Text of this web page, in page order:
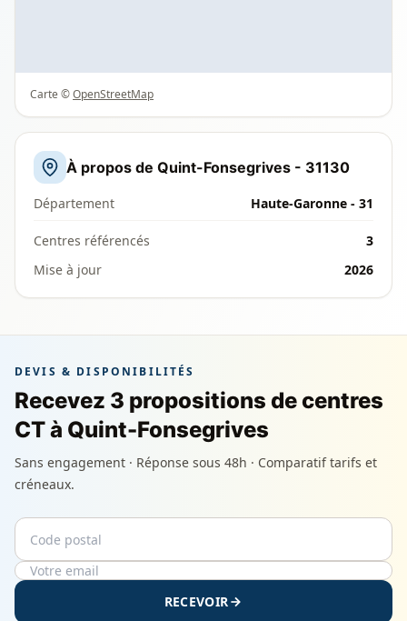
Carte ©OpenStreetMap
À propos de Quint-Fonsegrives - 31130
Département Haute-Garonne - 31
Centres référencés
3
Mise à jour
2026
DEVIS & DISPONIBILITÉS
Recevez 3 propositions de centres
CT à Quint-Fonsegrives
Sans engagement · Réponse sous 48h · Comparatif tarifs et
créneaux.
Code postal
Email
RECEVOIR